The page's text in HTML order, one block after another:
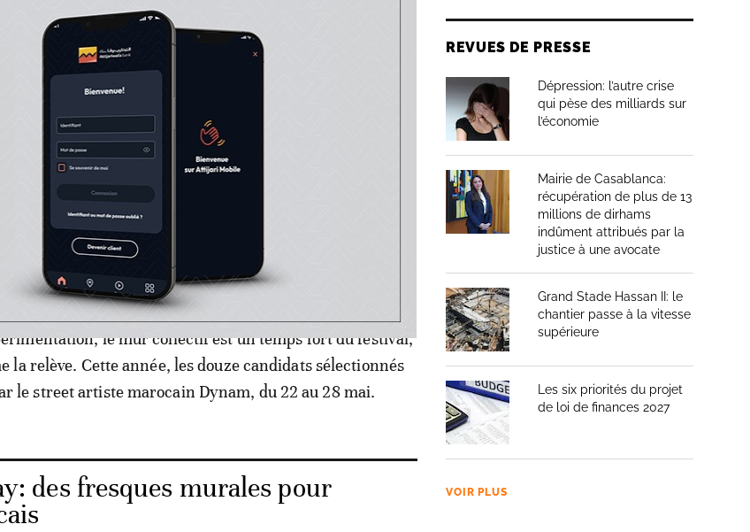
Jidar a contribué à donner un nouveau visage à la ville
éphémère qui s’enrichira cette année des œuvres de
Elisa Capdevila, Bezt, Alegria Del Prado, Med,
Ces pointures de la scène street art
des Pays-Bas, d’Espagne, de Pologne, du Mexique et du
le monde viendra se mêler à la réalité urbaine rbatie,
avec les habitants de ville.
et de transmission, Jidar invite par ailleurs les
aux côtés d’un artiste confirmé. Conçu comme un
le mur collectif est un temps fort du festival,
la relève. Cette année, les douze candidats sélectionnés
le street artiste marocain Dynam, du 22 au 28 mai.
des fresques murales pour
REVUES DE PRESSE
Dépression: l’autre crise
qui pèse des milliards sur
l’économie
Mairie de Casablanca:
récupération de plus de 13
millions de dirhams
indûment attribués par la
justice à une avocate
Grand Stade Hassan II: le
chantier passe à la vitesse
supérieure
Les six priorités du projet
de loi de finances 2027
VOIR PLUS